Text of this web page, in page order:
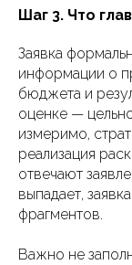
Шаг 3. Что
Заявка
информации о
бюджета и
оценке —
измеримо,
реализация
отвечают
выпадает,
фрагментов.
Важно не